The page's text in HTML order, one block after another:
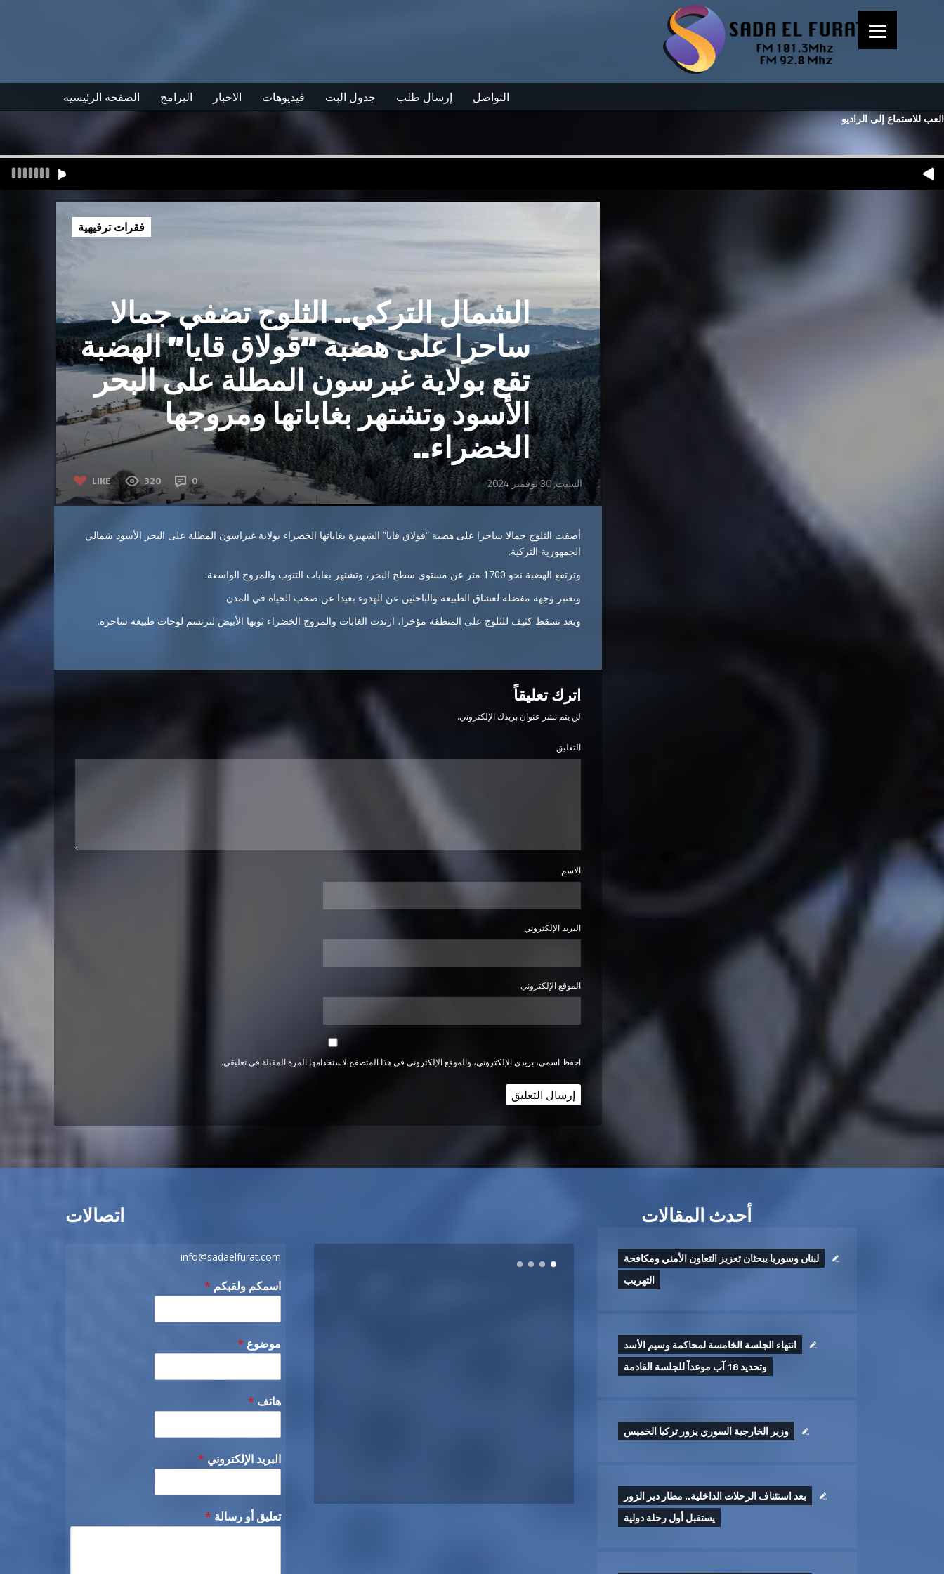
الصفحة الرئيسيه البرامج الاخبار فيديوهات جدول البث إرسال طلب التواصل
العب للاستماع إلى الراديو
الشمال التركي.. الثلوج تضفي جمالا
ساحرا على هضبة “قولاق قايا” الهضبة
تقع بولاية غيرسون المطلة على البحر
الأسود وتشتهر بغاباتها ومروجها
الخضراء..
LIKE 320 0 السبت, 30 نوفمبر 2024
فقرات ترفيهية
أضفت الثلوج جمالا ساحرا على هضبة “قولاق قايا” الشهيرة بغاباتها الخضراء بولاية غيراسون المطلة على البحر الأسود شمالي
الجمهورية التركية.
وترتفع الهضبة نحو 1700 متر عن مستوى سطح البحر، وتشتهر بغابات التنوب والمروج الواسعة.
وتعتبر وجهة مفضلة لعشاق الطبيعة والباحثين عن الهدوء بعيدا عن صخب الحياة في المدن.
وبعد تسقط كثيف للثلوج على المنطقة مؤخرا، ارتدت الغابات والمروج الخضراء ثوبها الأبيض لترتسم لوحات طبيعة ساحرة.
اترك تعليقاً
لن يتم نشر عنوان بريدك الإلكتروني.
التعليق
الاسم
البريد الإلكتروني
الموقع الإلكتروني
احفظ اسمي، بريدي الإلكتروني، والموقع الإلكتروني في هذا المتصفح لاستخدامها المرة المقبلة في تعليقي.
اتصالات
info@sadaelfurat.com
اسمكم ولقبكم *
موضوع *
هاتف *
البريد الإلكتروني *
تعليق أو رسالة *
أحدث المقالات
لبنان وسوريا يبحثان تعزيز التعاون الأمني ومكافحة
التهريب
انتهاء الجلسة الخامسة لمحاكمة وسيم الأسد
وتحديد 18 آب موعداً للجلسة القادمة
وزير الخارجية السوري يزور تركيا الخميس
بعد استئناف الرحلات الداخلية.. مطار دير الزور
يستقبل أول رحلة دولية